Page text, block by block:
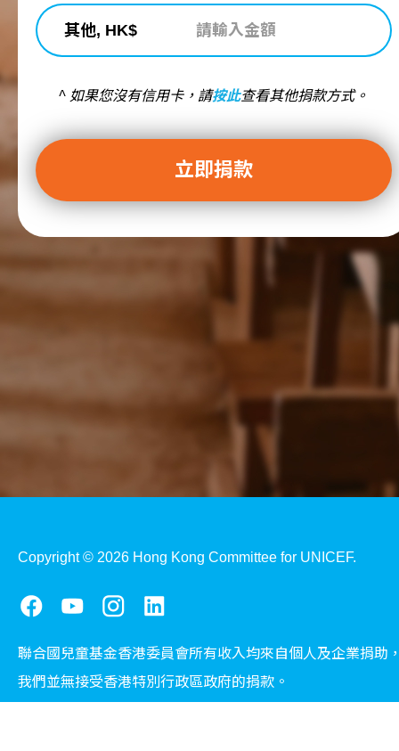
其他, HK$
^ 如果您沒有信用卡，請按此查看其他捐款方式。
立即捐款
Copyright © 2026 Hong Kong Committee for UNICEF.
聯合國兒童基金香港委員會所有收入均來自個人及企業捐助
我們並無接受香港特別行政區政府的捐款。